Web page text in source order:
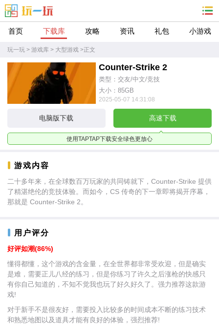
首页 下载库 攻略 资讯 礼包 小游戏
玩一玩 > 游戏库 > 大型游戏 >正文
Counter-Strike 2
类型：交友/中文/竞技
大小：85GB
2025-05-07 14:31:08
电脑版下载 高速下载
使用TAPTAP下载安全绿色更放心
游戏内容
二十多年来，在全球数百万玩家的共同铸就下，Counter-Strike 提供
了精湛绝伦的竞技体验。而如今，CS 传奇的下一章即将揭开序幕，
那就是 Counter-Strike 2。
用户评分
好评如潮(86%)
懂得都懂，这个游戏的含金量，在全世界都非常受欢迎，但是确实
是难，需要正儿八经的练习，但是你练习了许久之后涨枪的快感只
有你自己知道的，不知不觉我也玩了好久好久了。强力推荐这款游
戏!
对于新手不是很友好，需要投入比较多的时间成本不断的练习技术
和熟悉地图以及道具才能有良好的体验，强烈推荐!